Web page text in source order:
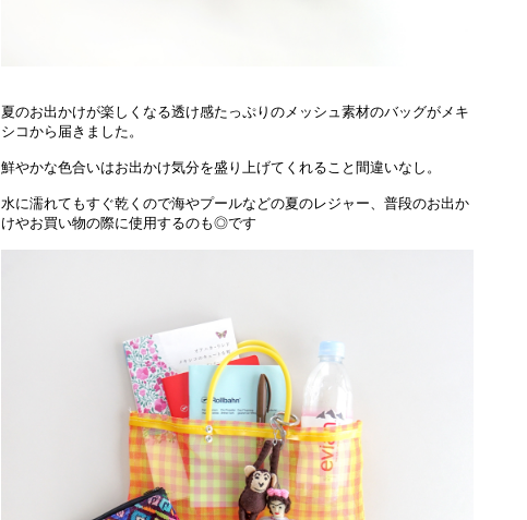
夏のお出かけが楽しくなる透け感たっぷりのメッシュ素材のバッグがメキ
シコから届きました。
鮮やかな色合いはお出かけ気分を盛り上げてくれること間違いなし。
水に濡れてもすぐ乾くので海やプールなどの夏のレジャー、普段のお出か
けやお買い物の際に使用するのも◎です